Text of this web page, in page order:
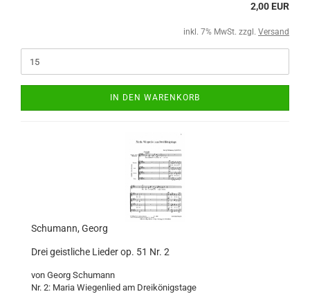
2,00 EUR
inkl. 7% MwSt. zzgl. Versand
IN DEN WARENKORB
Schumann, Georg
Drei geistliche Lieder op. 51 Nr. 2
von Georg Schumann
Nr. 2: Maria Wiegenlied am Dreikönigstage